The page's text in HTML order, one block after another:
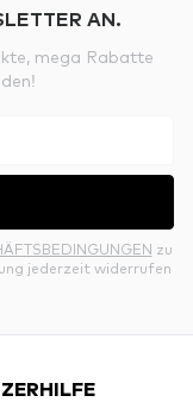
AN.
mega Rabatte
zu
jederzeit widerrufen